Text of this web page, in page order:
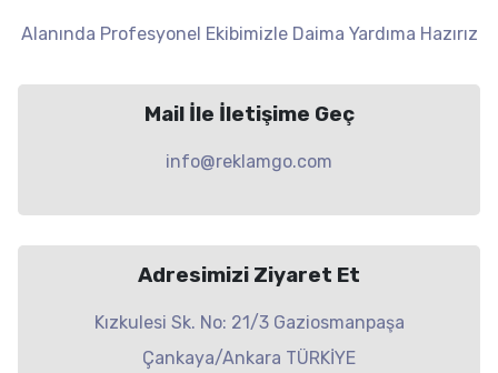
Alanında Profesyonel Ekibimizle Daima Yardıma Hazırız
Mail İle İletişime Geç
info@reklamgo.com
Adresimizi Ziyaret Et
Kızkulesi Sk. No: 21/3 Gaziosmanpaşa
Çankaya/Ankara TÜRKİYE